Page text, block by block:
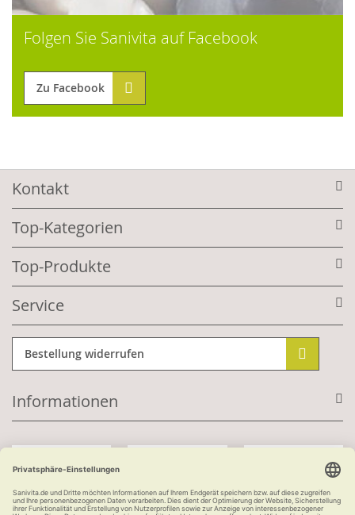
Folgen Sie Sanivita auf Facebook
Zu Facebook
Kontakt
Top-Kategorien
Top-Produkte
Service
Bestellung widerrufen
Informationen